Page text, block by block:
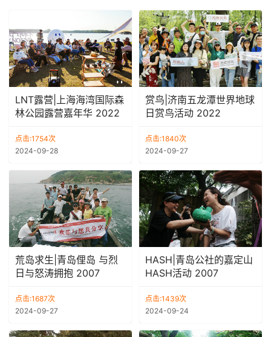
LNT露营|上海海湾国际森
林公园露营嘉年华 2022
点击:1754次
2024-09-28
赏鸟|济南五龙潭世界地球
日赏鸟活动 2022
点击:1840次
2024-09-27
荒岛求生|青岛俚岛 与烈
日与怒涛拥抱 2007
点击:1687次
2024-09-27
HASH|青岛公社的嘉定山
HASH活动 2007
点击:1439次
2024-09-24